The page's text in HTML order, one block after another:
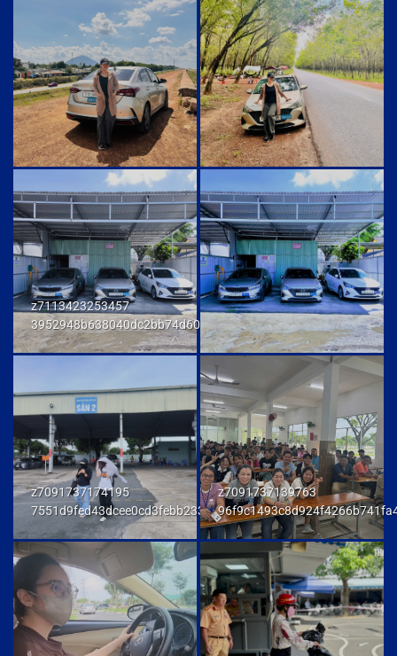
z7113423253457
3952948b638040dc2bb74d606db7a6f9
z7091737174195
7551d9fed43dcee0cd3febb233847292
z7091737139763